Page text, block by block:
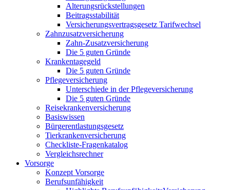
Alterungsrückstellungen
Beitragsstabilität
Versicherungsvertragsgesetz Tarifwechsel
Zahnzusatzversicherung
Zahn-Zusatzversicherung
Die 5 guten Gründe
Krankentagegeld
Die 5 guten Gründe
Pflegeversicherung
Unterschiede in der Pflegeversicherung
Die 5 guten Gründe
Reisekrankenversicherung
Basiswissen
Bürgerentlastungsgesetz
Tierkrankenversicherung
Checkliste-Fragenkatalog
Vergleichsrechner
Vorsorge
Konzept Vorsorge
Berufsunfähigkeit